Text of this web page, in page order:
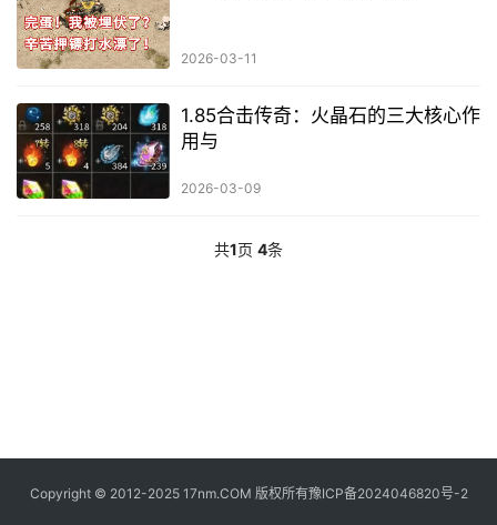
2026-03-11
1.85合击传奇：火晶石的三大核心作
用与
2026-03-09
共1页 4条
Copyright © 2012-2025 17nm.COM 版权所有豫ICP备2024046820号-2